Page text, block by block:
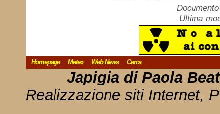
Ultima
Homepage Meteo Web News Cerca
Japigia di Paola
Realizzazione siti Internet,